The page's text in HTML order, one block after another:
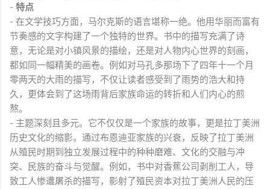
- 特点
- 在文学技巧方面，马尔克斯的语言堪称一绝。他用华丽而富有
节奏感的文字构建了一个独特的世界。书中的描写充满了诗
意，无论是对小镇风景的描绘，还是对人物内心世界的刻画，
都如同一幅精美的画卷。例如对马孔多那场下了四年十一个月
零两天的大雨的描写，不仅让读者感受到了雨势的浩大和持
久，更体会到了这场雨背后家族命运的转折和人们内心的煎
熬。
- 主题深刻且多元。它不仅仅是一个家族的故事，更是拉丁美洲
历史文化的缩影。通过布恩迪亚家族的兴衰，反映了拉丁美洲
从殖民时期到独立发展过程中的种种磨难、文化的交融与冲
突、民族的奋斗与觉醒。例如，书中对香蕉公司剥削工人，导
致工人惨遭屠杀的描写，影射了殖民资本对拉丁美洲人民的压